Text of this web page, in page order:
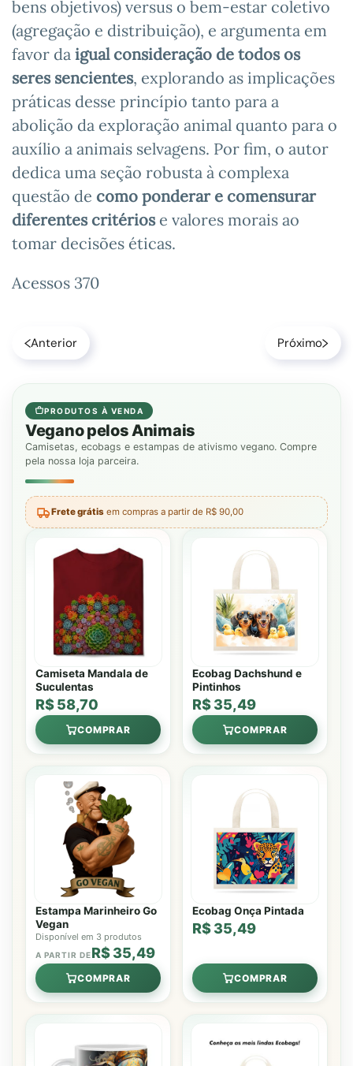
bens objetivos) versus o bem-estar coletivo
(agregação e distribuição), e argumenta em
favor da igual consideração de todos os
seres sencientes, explorando as implicações
práticas desse princípio tanto para a
abolição da exploração animal quanto para o
auxílio a animais selvagens. Por fim, o autor
dedica uma seção robusta à complexa
questão de como ponderar e comensurar
diferentes critériose valores morais ao
tomar decisões éticas.
Acessos 370
Anterior Próximo
PRODUTOS À VENDA
Vegano pelos Animais
Camisetas, ecobags e estampas de ativismo vegano. Compre
pela nossa loja parceira.
Frete grátis em compras a partir de R$ 90,00
Camiseta Mandala de
Suculentas
R$ 58,70
COMPRAR
Ecobag Dachshund e
Pintinhos
R$ 35,49
COMPRAR
Estampa Marinheiro Go
Vegan
Disponível em 3 produtos
A PARTIR DER$ 35,49
COMPRAR
Ecobag Onça Pintada
R$ 35,49
COMPRAR